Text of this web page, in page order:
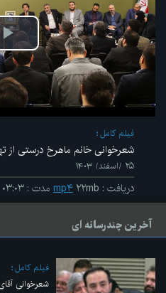
فیلم کامل
شعرخوانی خانم ماهرخ درستی از
۲۵ /اسفند/ ۱۴۰۳
دریافت : mp۴ ۲۲mb مدت : ۰۳:۰۳
آخرین چندرسانه ای
فیلم کامل
شعرخوانی